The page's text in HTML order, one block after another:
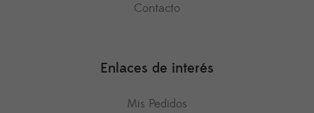
Contacto
Enlaces de interés
Mis Pedidos